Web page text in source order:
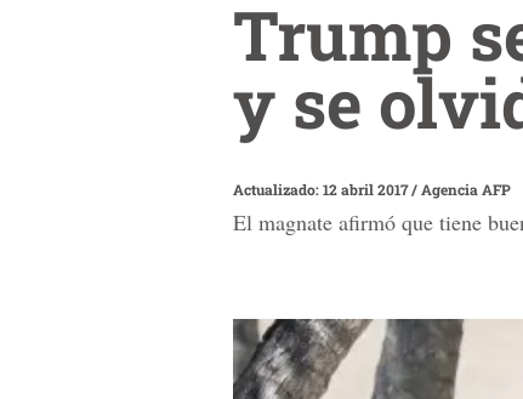
Trump
y se
Actualizado: 12 abril 2017/ Agencia AFP
El magnate afirmó que tiene